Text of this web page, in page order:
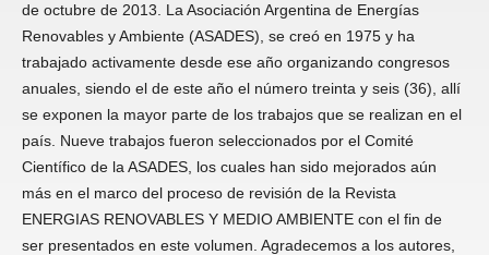
de octubre de 2013. La Asociación Argentina de Energías
Renovables y Ambiente (ASADES), se creó en 1975 y ha
trabajado activamente desde ese año organizando congresos
anuales, siendo el de este año el número treinta y seis (36), allí
se exponen la mayor parte de los trabajos que se realizan en el
país. Nueve trabajos fueron seleccionados por el Comité
Científico de la ASADES, los cuales han sido mejorados aún
más en el marco del proceso de revisión de la Revista
ENERGIAS RENOVABLES Y MEDIO AMBIENTE con el fin de
ser presentados en este volumen. Agradecemos a los autores,